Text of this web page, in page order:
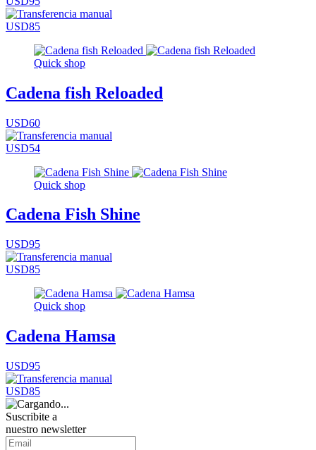
USD85
Quick shop
Cadena fish Reloaded
USD60
USD54
Quick shop
Cadena Fish Shine
USD95
USD85
Quick shop
Cadena Hamsa
USD95
USD85
Suscribite a
nuestro newsletter